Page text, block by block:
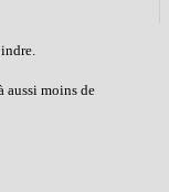
aussi moins de